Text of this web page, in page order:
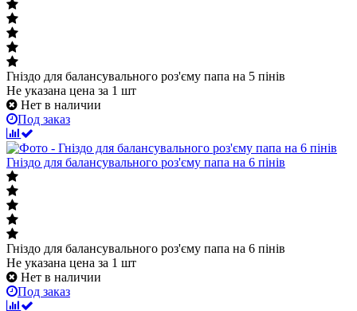
Гніздо для балансувального роз'єму папа на 5 пінів
Не указана цена за 1 шт
Нет в наличии
Под заказ
Гніздо для балансувального роз'єму папа на 6 пінів
Гніздо для балансувального роз'єму папа на 6 пінів
Не указана цена за 1 шт
Нет в наличии
Под заказ